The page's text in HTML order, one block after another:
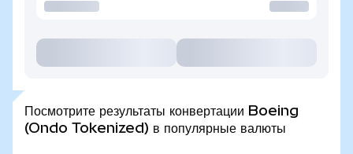
Посмотрите результаты конвертации Boeing
(Ondo Tokenized) в популярные валюты